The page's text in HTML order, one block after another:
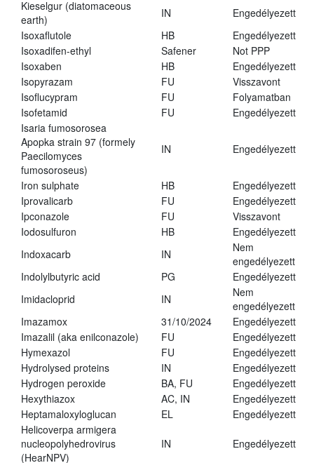
Kieselgur (diatomaceous
earth)
IN
Engedélyezett
Isoxaflutole
HB
Engedélyezett
Isoxadifen-ethyl
Safener
Not PPP
Isoxaben
HB
Engedélyezett
Isopyrazam
FU
Visszavont
Isoflucypram
FU
Folyamatban
Isofetamid
FU
Engedélyezett
Isaria fumosorosea
Apopka strain 97 (formely
Paecilomyces
fumosoroseus)
IN Engedélyezett
Iron sulphate HB
Engedélyezett
Iprovalicarb
FU
Engedélyezett
Ipconazole
FU
Visszavont
Iodosulfuron
HB
Engedélyezett
Indoxacarb
IN
Nem
engedélyezett
Indolylbutyric acid
PG
Engedélyezett
Imidacloprid
IN
Nem
engedélyezett
Imazamox
31/10/2024
Engedélyezett
Imazalil (aka enilconazole)
FU
Engedélyezett
Hymexazol
FU
Engedélyezett
Hydrolysed proteins
IN
Engedélyezett
Hydrogen peroxide
BA, FU
Engedélyezett
Hexythiazox
AC, IN
Engedélyezett
Heptamaloxyloglucan
EL
Engedélyezett
Helicoverpa armigera
nucleopolyhedrovirus
(HearNPV)
IN Engedélyezett